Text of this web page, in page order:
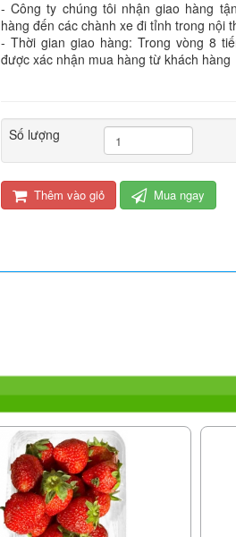
- Công ty chúng tôi nhận giao hàng
hàng đến các chành xe đi tỉnh trong nội
- Thời gian giao hàng: Trong vòng 8
được xác nhận mua hàng từ khách hàng
Số lượng
Thêm vào giỏ Mua ngay